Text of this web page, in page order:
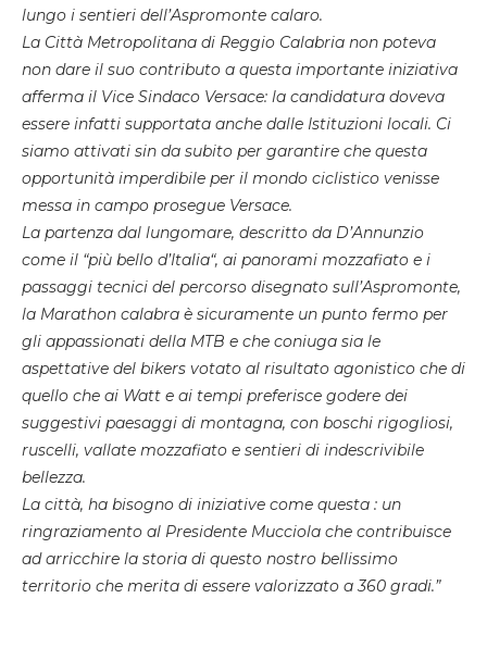
lungo i sentieri dell’Aspromonte calaro.
La Città Metropolitana di Reggio Calabria non poteva
non dare il suo contributo a questa importante iniziativa
afferma il Vice Sindaco Versace: la candidatura doveva
essere infatti supportata anche dalle Istituzioni locali. Ci
siamo attivati sin da subito per garantire che questa
opportunità imperdibile per il mondo ciclistico venisse
messa in campo prosegue Versace.
La partenza dal lungomare, descritto da D’Annunzio
come il “più bello d’Italia“, ai panorami mozzafiato e i
passaggi tecnici del percorso disegnato sull’Aspromonte,
la Marathon calabra è sicuramente un punto fermo per
gli appassionati della MTB e che coniuga sia le
aspettative del bikers votato al risultato agonistico che di
quello che ai Watt e ai tempi preferisce godere dei
suggestivi paesaggi di montagna, con boschi rigogliosi,
ruscelli, vallate mozzafiato e sentieri di indescrivibile
bellezza.
La città, ha bisogno di iniziative come questa : un
ringraziamento al Presidente Mucciola che contribuisce
ad arricchire la storia di questo nostro bellissimo
territorio che merita di essere valorizzato a 360 gradi.”